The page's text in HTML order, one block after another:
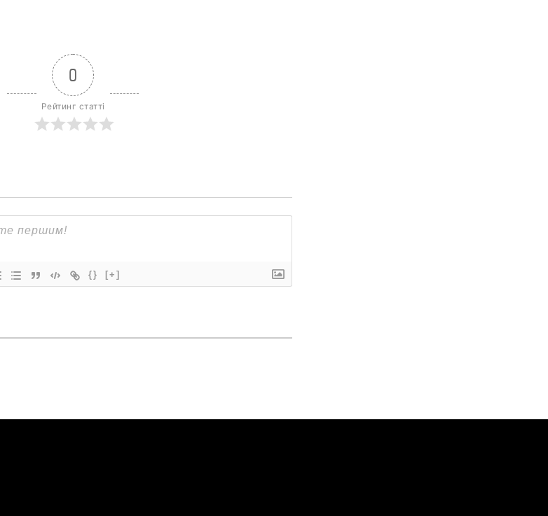
0
Рейтинг статті
{} [+]